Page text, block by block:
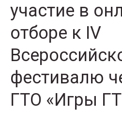
участие в
отборе к IV
фестивалю
ГТО «Игры